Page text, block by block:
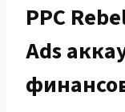
PPC
Ads